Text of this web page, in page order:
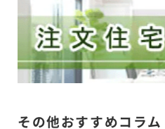
その他おすすめコラム